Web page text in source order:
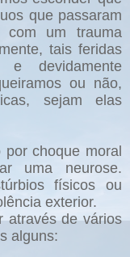
que passaram
com um trauma
tais feridas
devidamente
ou não,
sejam elas
choque moral
uma neurose.
físicos ou
exterior.
através de vários
alguns: